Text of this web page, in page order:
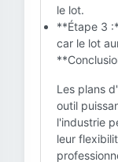
le lot.
**Étape 3
car le lot
Les plans
outil
l'industrie
leur